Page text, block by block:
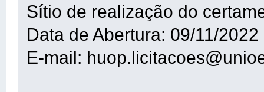
Sítio de realização do
Data de Abertura: 09/11/
E-mail: